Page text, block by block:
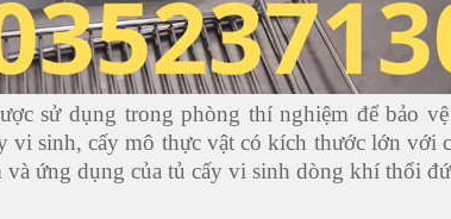
sử dụng trong phòng thí nghiệm để bảo
vi sinh, cấy mô thực vật có kích thước lớn với
và ứng dụng của tủ cấy vi sinh dòng khí thổi